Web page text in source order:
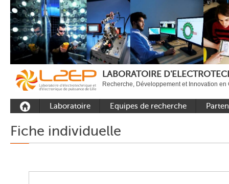
LABORATOIRE
Recherche, Développement et Innovation en
Laboratoire
Outils et moyens
Equipes de recherche
Equipe Electronique de
Méthodes Numériques
Fiche individuelle